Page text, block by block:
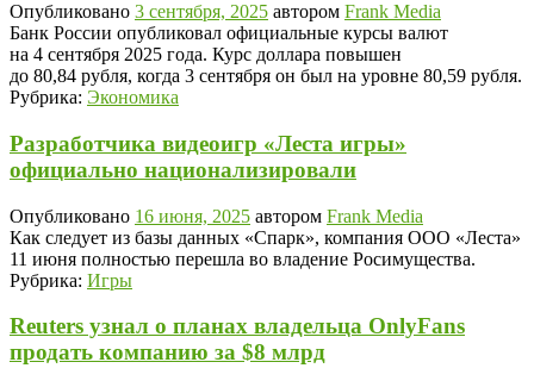
Опубликовано 3 сентября, 2025 автором Frank Media
Банк России опубликовал официальные курсы валют
на 4 сентября 2025 года. Курс доллара повышен
до 80,84 рубля, когда 3 сентября он был на уровне 80,59 рубля.
Рубрика: Экономика
Разработчика видеоигр «Леста игры»
официально национализировали
Опубликовано 16 июня, 2025 автором Frank Media
Как следует из базы данных «Спарк», компания ООО «Леста»
11 июня полностью перешла во владение Росимущества.
Рубрика: Игры
Reuters узнал о планах владельца OnlyFans
продать компанию за $8 млрд